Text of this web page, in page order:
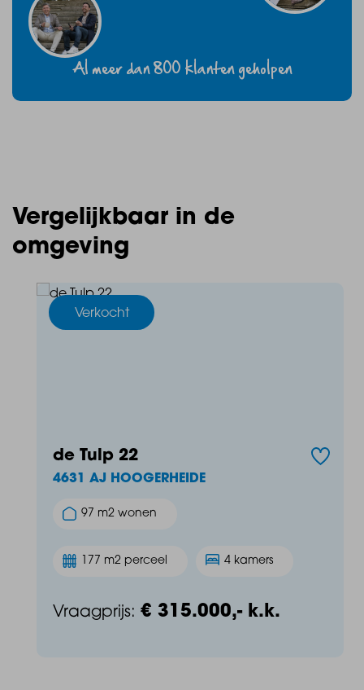
Al meer dan 800 klanten geholpen
Vergelijkbaar in de
omgeving
Verkocht
de Tulp 22
4631 AJ HOOGERHEIDE
97 m2 wonen
177 m2 perceel 4 kamers
Vraagprijs:€ 315.000,- k.k.